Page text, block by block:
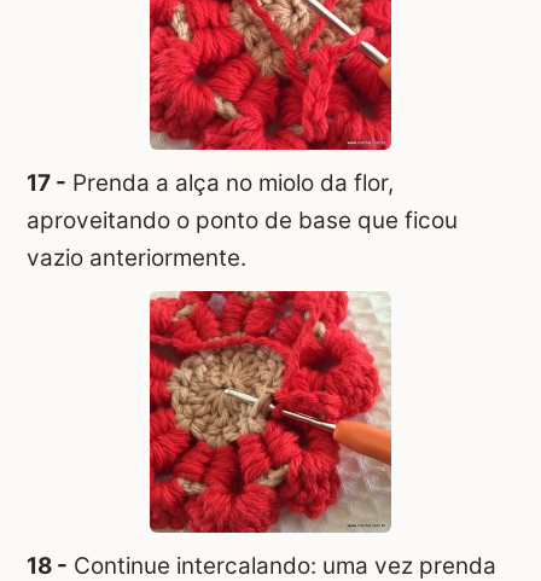
17 - Prenda a alça no miolo da flor,
aproveitando o ponto de base que ficou
vazio anteriormente.
18 - Continue intercalando: uma vez prenda